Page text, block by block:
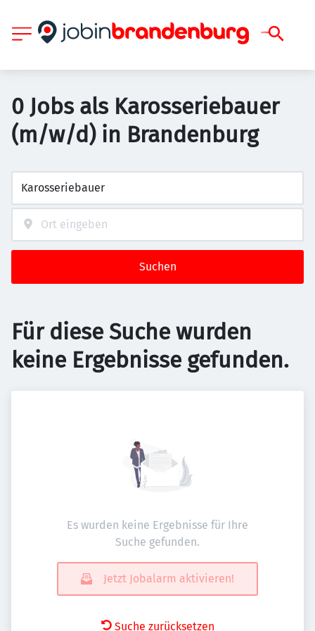
0 Jobs als Karosseriebauer
(m/w/d) in Brandenburg
Suchen
Für diese Suche wurden
keine Ergebnisse gefunden.
Es wurden keine Ergebnisse für Ihre
Suche gefunden.
Jetzt Jobalarm aktivieren!
Suche zurücksetzen